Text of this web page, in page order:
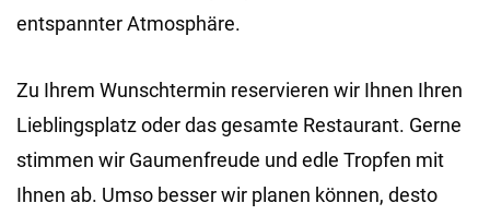
entspannter Atmosphäre.
Zu Ihrem Wunschtermin reservieren wir Ihnen Ihren
Lieblingsplatz oder das gesamte Restaurant. Gerne
stimmen wir Gaumenfreude und edle Tropfen mit
Ihnen ab. Umso besser wir planen können, desto